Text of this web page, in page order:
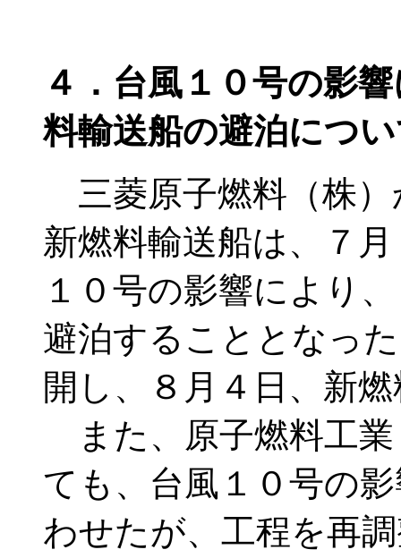
４．台風１０号の影
料輸送船の避泊につ
三菱原子燃料（株）
新燃料輸送船は、７
１０号の影響により
避泊することとなっ
開し、８月４日、新
また、原子燃料工
ても、台風１０号の
わせたが、工程を再